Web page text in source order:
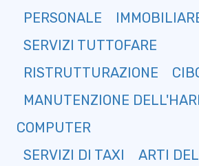
PERSONALE
SERVIZI TUTTOFARE
RISTRUTTURAZIONE
MANUTENZIONE
COMPUTER
SERVIZI DI TAXI
ARTI